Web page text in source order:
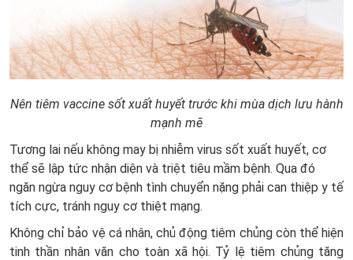
Nên tiêm vaccine sốt xuất huyết trước khi mùa dịch lưu hành
mạnh mẽ
Tương lai nếu không may bị nhiễm virus sốt xuất huyết, cơ
thể sẽ lập tức nhận diện và triệt tiêu mầm bệnh. Qua đó
ngăn ngừa nguy cơ bệnh tình chuyển nặng phải can thiệp y tế
tích cực, tránh nguy cơ thiệt mạng.
Không chỉ bảo vệ cá nhân, chủ động tiêm chủng còn thể hiện
tinh thần nhân văn cho toàn xã hội. Tỷ lệ tiêm chủng tăng